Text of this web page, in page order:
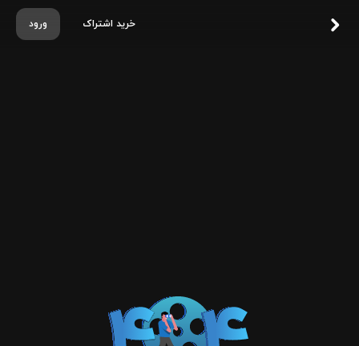
ورود خرید اشتراک